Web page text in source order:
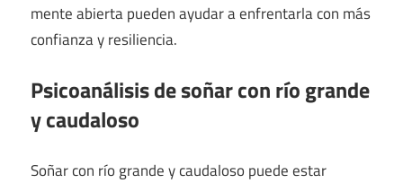
mente abierta pueden ayudar a enfrentarla con más
confianza y resiliencia.
Psicoanálisis de soñar con río grande
y caudaloso
Soñar con río grande y caudaloso puede estar